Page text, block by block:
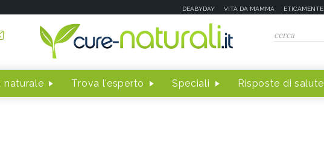
DEABYDAY VITA DA MAMMA ETICAMENTE
naturale Trova l'esperto Speciali Risposte di salute